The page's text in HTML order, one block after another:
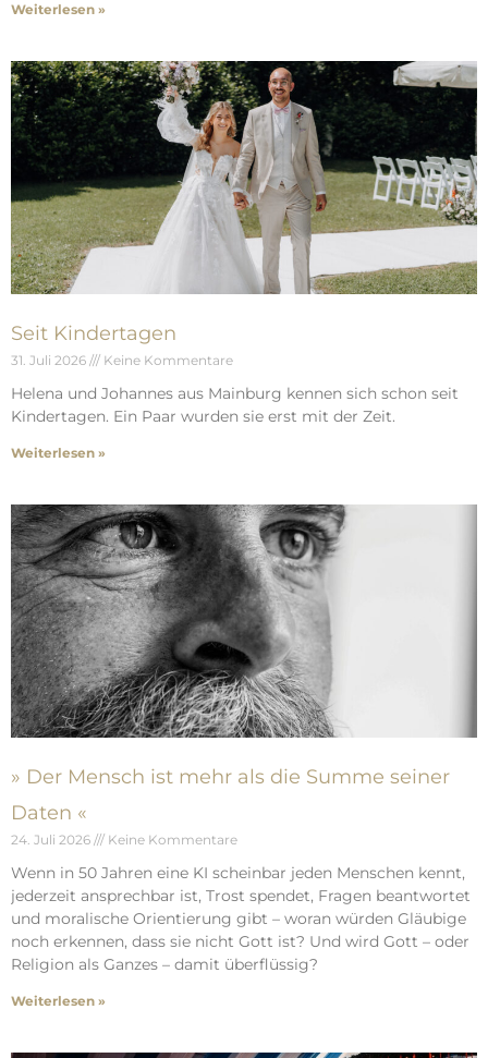
Weiterlesen »
Seit Kindertagen
31. Juli 2026 Keine Kommentare
Helena und Johannes aus Mainburg kennen sich schon seit
Kindertagen. Ein Paar wurden sie erst mit der Zeit.
Weiterlesen »
» Der Mensch ist mehr als die Summe seiner
Daten «
24. Juli 2026 Keine Kommentare
Wenn in 50 Jahren eine KI scheinbar jeden Menschen kennt,
jederzeit ansprechbar ist, Trost spendet, Fragen beantwortet
und moralische Orientierung gibt – woran würden Gläubige
noch erkennen, dass sie nicht Gott ist? Und wird Gott – oder
Religion als Ganzes – damit überflüssig?
Weiterlesen »